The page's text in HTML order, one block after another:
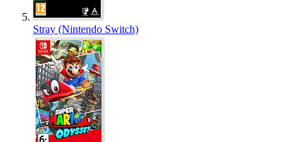
Stray (Nintendo Switch)